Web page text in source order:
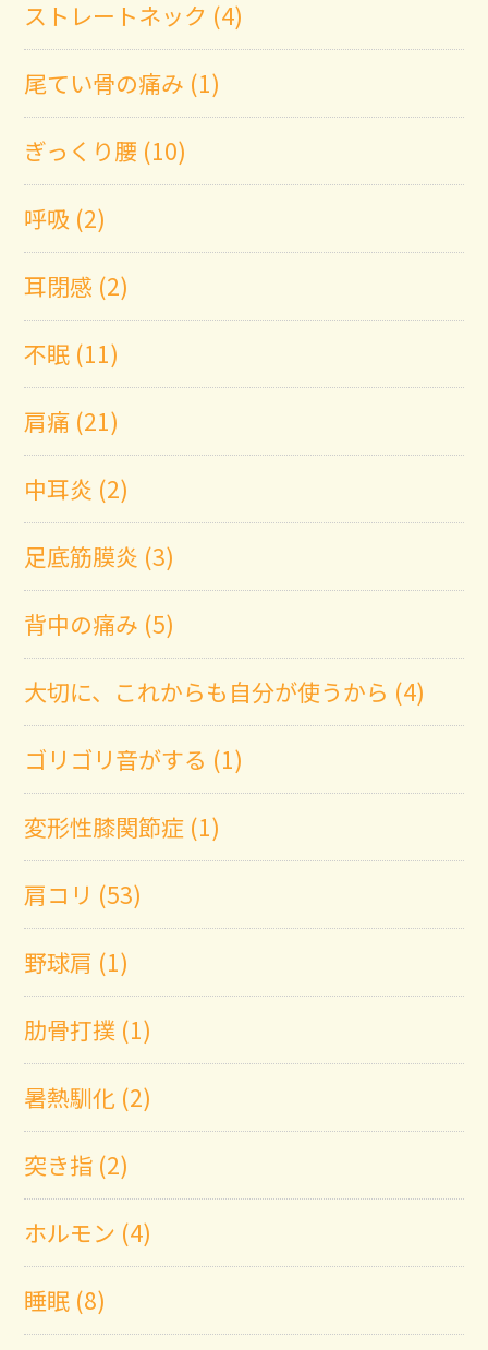
ストレートネック (4)
尾てい骨の痛み (1)
ぎっくり腰 (10)
呼吸 (2)
耳閉感 (2)
不眠 (11)
肩痛 (21)
中耳炎 (2)
足底筋膜炎 (3)
背中の痛み (5)
大切に、これからも自分が使うから (4)
ゴリゴリ音がする (1)
変形性膝関節症 (1)
肩コリ (53)
野球肩 (1)
肋骨打撲 (1)
暑熱馴化 (2)
突き指 (2)
ホルモン (4)
睡眠 (8)